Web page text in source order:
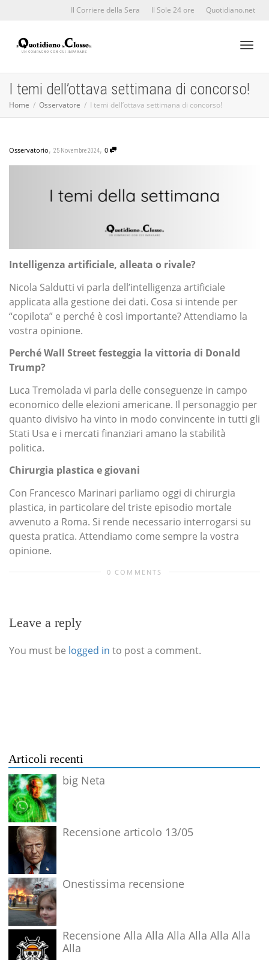
Il Corriere della Sera Il Sole 24 ore Quotidiano.net
I temi dell’ottava settimana di concorso!
Home Osservatore I temi dell’ottava settimana di concorso!
Osservatorio, 25 Novembre 2024, 0
Intelligenza artificiale, alleata o rivale?
Nicola Saldutti vi parla dell’intelligenza artificiale
applicata alla gestione dei dati. Cosa si intende per
“copilota” e perché è così importante? Attendiamo la
vostra opinione.
Perché Wall Street festeggia la vittoria di Donald
Trump?
Luca Tremolada vi parla delle conseguenze in campo
economico delle elezioni americane. Il personaggio per
quanto divisivo ha vinto in modo convincente in tutti gli
Stati Usa e i mercati finanziari amano la stabilità
politica.
Chirurgia plastica e giovani
Con Francesco Marinari parliamo oggi di chirurgia
plastica, in particolare del triste episodio mortale
avvenuto a Roma. Si rende necessario interrogarsi su
questa pratica. Attendiamo come sempre la vostra
opinione.
0 COMMENTS
Leave a reply
You must be logged in to post a comment.
Articoli recenti
big Neta
Recensione articolo 13/05
Onestissima recensione
Recensione Alla Alla Alla Alla Alla Alla
Alla